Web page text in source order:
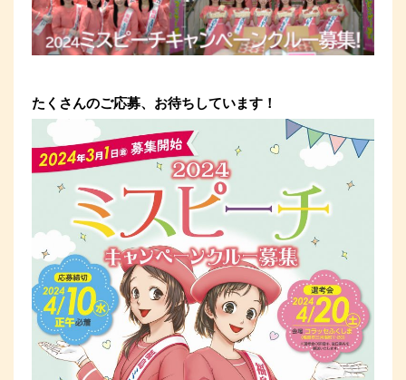
たくさんのご応募、お待ちしています！